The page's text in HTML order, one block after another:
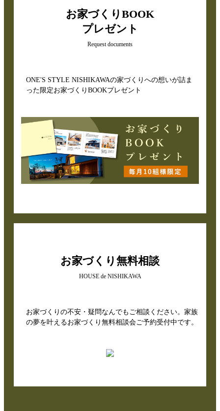
お家づくりBOOK
プレゼント
Request documents
ONE'S STYLE NISHIKAWAの家づくりへの想いが詰ま
った限定お家づくりBOOKプレゼント
お家づくり無料相談
HOUSE de NISHIKAWA
お家づくりの不安・疑問なんでもご相談ください。家族
の夢を叶えるお家づくり無料相談会ご予約受付中です。